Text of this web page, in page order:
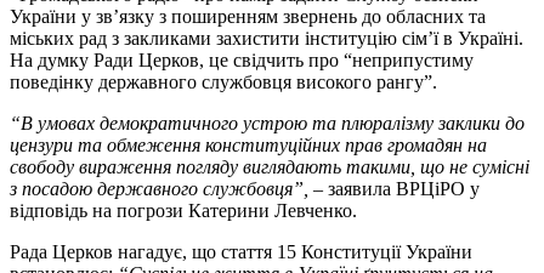
України у зв’язку з поширенням звернень до обласних та
міських рад з закликами захистити інституцію сім’ї в Україні.
На думку Ради Церков, це свідчить про “неприпустиму
поведінку державного службовця високого рангу”.
“В умовах демократичного устрою та плюралізму заклики до
цензури та обмеження конституційних прав громадян на
свободу вираження погляду виглядають такими, що не сумісні
з посадою державного службовця”, – заявила ВРЦіРО у
відповідь на погрози Катерини Левченко.
Рада Церков нагадує, що стаття 15 Конституції України